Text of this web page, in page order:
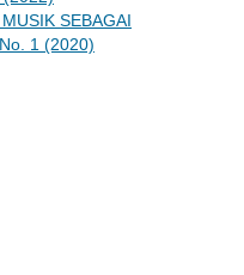
SEBAGAI
1 (2020)